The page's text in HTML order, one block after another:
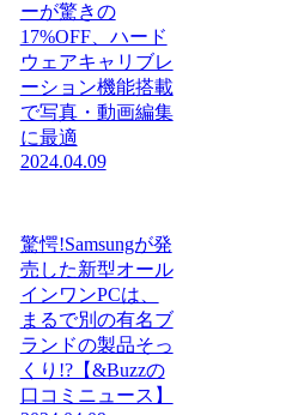
ーが驚きの
17%OFF、ハード
ウェアキャリブレ
ーション機能搭載
で写真・動画編集
に最適
2024.04.09
驚愕!Samsungが発
売した新型オール
インワンPCは、
まるで別の有名ブ
ランドの製品そっ
くり!?【&Buzzの
口コミニュース】